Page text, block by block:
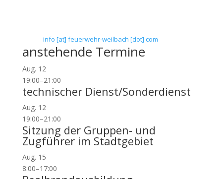
info [at] feuerwehr-weilbach [dot] com
anstehende Termine
Aug. 12
19:00–21:00
technischer Dienst/Sonderdienst
Aug. 12
19:00–21:00
Sitzung der Gruppen- und
Zugführer im Stadtgebiet
Aug. 15
8:00–17:00